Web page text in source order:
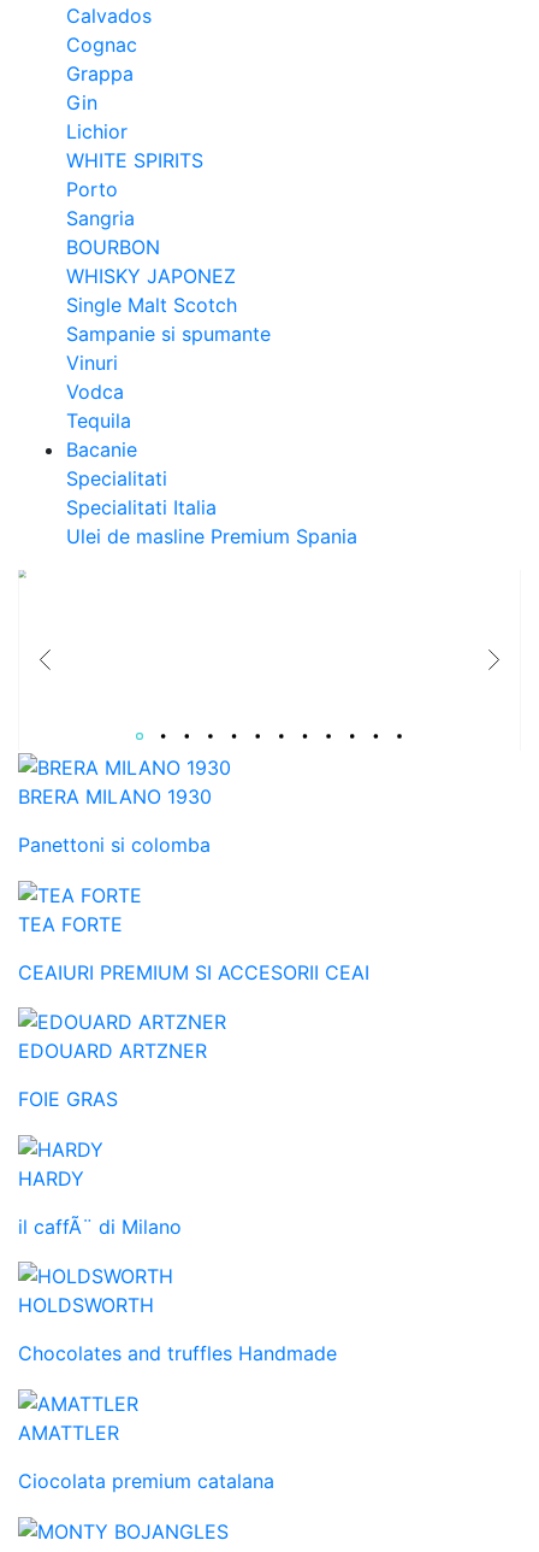
Calvados
Cognac
Grappa
Gin
Lichior
WHITE SPIRITS
Porto
Sangria
BOURBON
WHISKY JAPONEZ
Single Malt Scotch
Sampanie si spumante
Vinuri
Vodca
Tequila
Bacanie
Specialitati
Specialitati Italia
Ulei de masline Premium Spania
BRERA MILANO 1930
Panettoni si colomba
TEA FORTE
CEAIURI PREMIUM SI ACCESORII CEAI
EDOUARD ARTZNER
FOIE GRAS
HARDY
il caffÃ¨ di Milano
HOLDSWORTH
Chocolates and truffles Handmade
AMATTLER
Ciocolata premium catalana